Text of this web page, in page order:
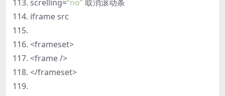
screlling=“no”取消滚动条
iframe src
<frameset>
<frame />
</frameset>